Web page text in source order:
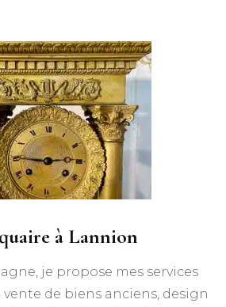
à Lannion
je propose mes services
vente de biens anciens, design